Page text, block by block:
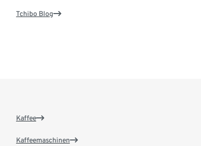
Tchibo Blog
Kaffee
Kaffeemaschinen